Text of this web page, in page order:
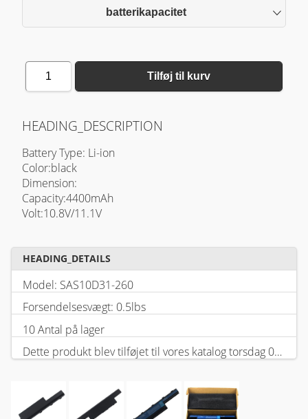
batterikapacitet
1 Tilføj til kurv
HEADING_DESCRIPTION
Battery Type: Li-ion
Color:black
Dimension:
Capacity:4400mAh
Volt:10.8V/11.1V
HEADING_DETAILS
Model: SAS10D31-260
Forsendelsesvægt: 0.5lbs
10 Antal på lager
Dette produkt blev tilføjet til vores katalog torsdag 05 februar, 2026.